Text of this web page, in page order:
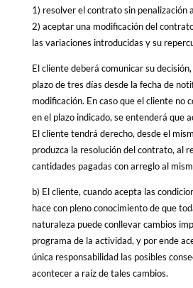
1) resolver el contrato sin penalización
2) aceptar una modificación del
las variaciones introducidas y su
El cliente deberá comunicar su
plazo de tres días desde la fecha de
modificación. En caso que el cliente no
en el plazo indicado, se entenderá que
El cliente tendrá derecho, desde el
produzca la resolución del contrato, al
cantidades pagadas con arreglo al
b) El cliente, cuando acepta las
hace con pleno conocimiento de que
naturaleza puede conllevar cambios
programa de la actividad, y por ende
única responsabilidad las posibles
acontecer a raíz de tales cambios.